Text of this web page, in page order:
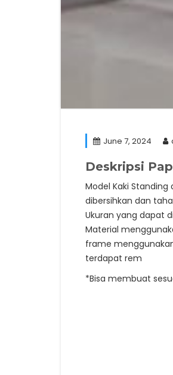
June 7, 2024
Deskripsi
Model Kaki
dibersihkan dan
Ukuran yang dapat
Material
frame
terdapat rem
*Bisa membuat